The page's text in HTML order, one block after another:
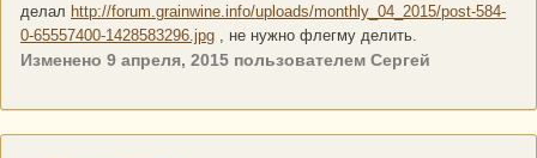
делал http://forum.grainwine.info/uploads/monthly_04_2015/post-584-
0-65557400-1428583296.jpg , не нужно флегму делить.
Изменено 9 апреля, 2015 пользователем Сергей